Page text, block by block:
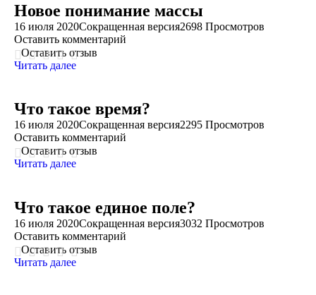
Новое понимание массы
16 июля 2020Сокращенная версия2698 Просмотров
Оставить комментарий
Оставить отзыв
Читать далее
Что такое время?
16 июля 2020Сокращенная версия2295 Просмотров
Оставить комментарий
Оставить отзыв
Читать далее
Что такое единое поле?
16 июля 2020Сокращенная версия3032 Просмотров
Оставить комментарий
Оставить отзыв
Читать далее